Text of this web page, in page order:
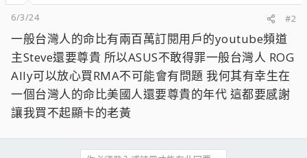
6/3/24
#2
一般台灣人的命比有兩百萬訂閱用戶的youtube頻道
主Steve還要尊貴 所以ASUS不敢得罪一般台灣人 ROG
Ally可以放心買RMA不可能會有問題 我何其有幸生在
一個台灣人的命比美國人還要尊貴的年代 這都要感謝
讓我買不起顯卡的老黃